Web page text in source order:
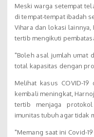
Meski warga setempat
di tempat-tempat ibadah
Vihara dan lokasi
tertib mengikuti
"Boleh asal jumlah umat
total kapasitas dengan
Melihat kasus COVID-
kembali meningkat,
tertib menjaga
imunitas tubuh agar tidak
"Memang saat ini Covid-